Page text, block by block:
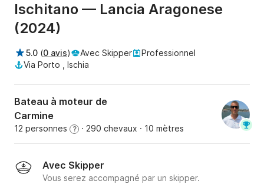
Ischitano — Lancia Aragonese
(2024)
5.0 (0 avis) Avec Skipper
Professionnel
Via Porto , Ischia
Bateau à moteur de
Carmine
12 personnes ? · 290 chevaux · 10 mètres
Avec Skipper
Vous serez accompagné par un skipper.